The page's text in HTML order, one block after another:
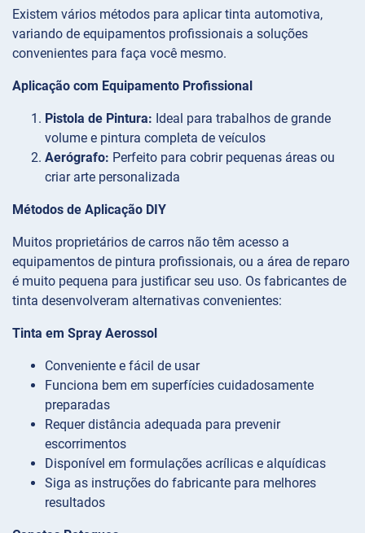
Existem vários métodos para aplicar tinta automotiva,
variando de equipamentos profissionais a soluções
convenientes para faça você mesmo.
Aplicação com Equipamento Profissional
Pistola de Pintura: Ideal para trabalhos de grande
volume e pintura completa de veículos
Aerógrafo: Perfeito para cobrir pequenas áreas ou
criar arte personalizada
Métodos de Aplicação DIY
Muitos proprietários de carros não têm acesso a
equipamentos de pintura profissionais, ou a área de reparo
é muito pequena para justificar seu uso. Os fabricantes de
tinta desenvolveram alternativas convenientes:
Tinta em Spray Aerossol
Conveniente e fácil de usar
Funciona bem em superfícies cuidadosamente
preparadas
Requer distância adequada para prevenir
escorrimentos
Disponível em formulações acrílicas e alquídicas
Siga as instruções do fabricante para melhores
resultados